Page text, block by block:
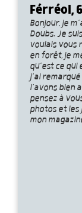
Férréol,
Bonjour, je
Doubs. Je
voulais vous
en forêt, je
qu’est ce
j’ai
l’avons bien
pensez à
photos et les
mon